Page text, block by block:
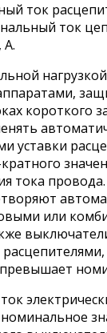
ток
ток
А.
короткого
уставки
тока
или